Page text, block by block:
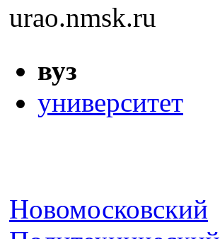
urao.nmsk.ru
вуз
университет
Новомосковский